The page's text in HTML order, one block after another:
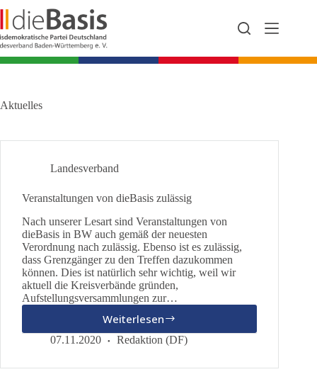
Inhalt
springen
Aktuelles
Landesverband
Veranstaltungen von dieBasis zulässig
Nach unserer Lesart sind Veranstaltungen von
dieBasis in BW auch gemäß der neuesten
Verordnung nach zulässig. Ebenso ist es zulässig,
dass Grenzgänger zu den Treffen dazukommen
können. Dies ist natürlich sehr wichtig, weil wir
aktuell die Kreisverbände gründen,
Aufstellungsversammlungen zur…
WeiterlesenVeranstaltungen
von
zulässig
07.11.2020 Redaktion (DF)